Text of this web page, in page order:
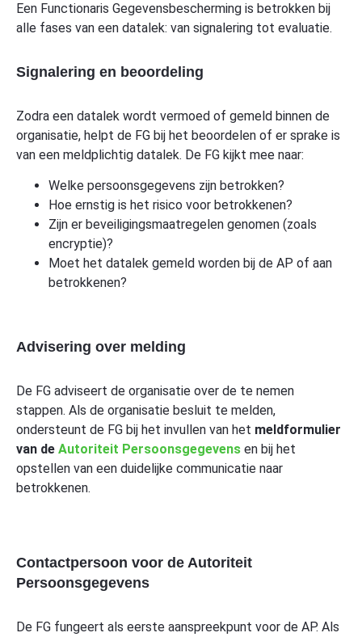
Een Functionaris Gegevensbescherming is betrokken bij
alle fases van een datalek: van signalering tot evaluatie.
Signalering en beoordeling
Zodra een datalek wordt vermoed of gemeld binnen de
organisatie, helpt de FG bij het beoordelen of er sprake is
van een meldplichtig datalek. De FG kijkt mee naar:
Welke persoonsgegevens zijn betrokken?
Hoe ernstig is het risico voor betrokkenen?
Zijn er beveiligingsmaatregelen genomen (zoals
encryptie)?
Moet het datalek gemeld worden bij de AP of aan
betrokkenen?
Advisering over melding
De FG adviseert de organisatie over de te nemen
stappen. Als de organisatie besluit te melden,
ondersteunt de FG bij het invullen van het meldformulier
van de Autoriteit Persoonsgegevens en bij het
opstellen van een duidelijke communicatie naar
betrokkenen.
Contactpersoon voor de Autoriteit
Persoonsgegevens
De FG fungeert als eerste aanspreekpunt voor de AP. Als